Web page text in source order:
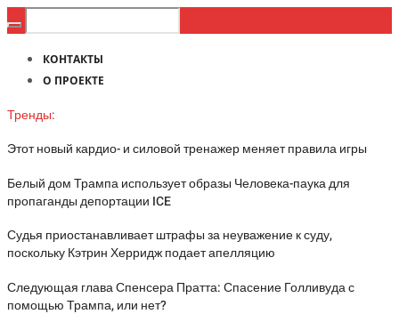
КОНТАКТЫ
О ПРОЕКТЕ
Тренды:
Этот новый кардио- и силовой тренажер меняет правила игры
Белый дом Трампа использует образы Человека-паука для
пропаганды депортации ICE
Судья приостанавливает штрафы за неуважение к суду,
поскольку Кэтрин Херридж подает апелляцию
Следующая глава Спенсера Пратта: Спасение Голливуда с
помощью Трампа, или нет?